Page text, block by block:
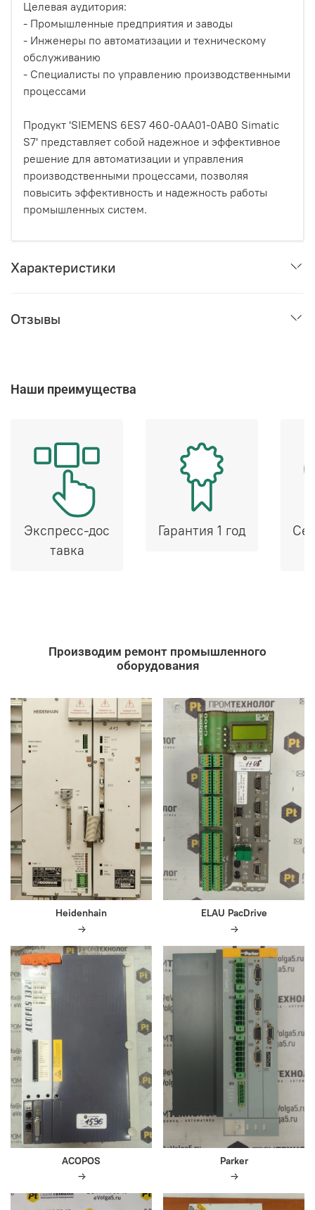
Целевая аудитория:
- Промышленные предприятия и заводы
- Инженеры по автоматизации и техническому
обслуживанию
- Специалисты по управлению производственными
процессами
Продукт 'SIEMENS 6ES7 460-0AA01-0AB0 Simatic
S7' представляет собой надежное и эффективное
решение для автоматизации и управления
производственными процессами, позволяя
повысить эффективность и надежность работы
промышленных систем.
Характеристики
Отзывы
Наши преимущества
Экспресс-дос
тавка
Гарантия 1 год
Производим ремонт промышленного
оборудования
Heidenhain ELAU PacDrive
ACOPOS Parker